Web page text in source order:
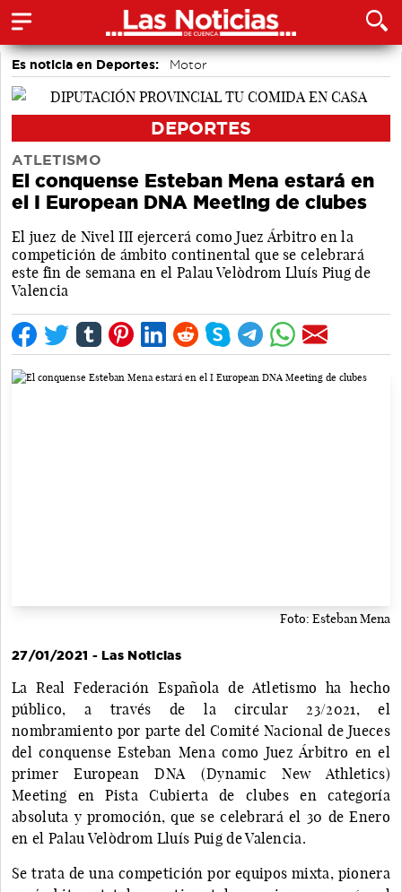
Es noticia en Deportes: Motor
DEPORTES
ATLETISMO
El conquense Esteban Mena estará en
el I European DNA Meeting de clubes
El juez de Nivel III ejercerá como Juez Árbitro en la
competición de ámbito continental que se celebrará
este fin de semana en el Palau Velòdrom Lluís Piug de
Valencia
Foto: Esteban Mena
27/01/2021 - Las Noticias
La Real Federación Española de Atletismo ha hecho
público, a través de la circular 23/2021, el
nombramiento por parte del Comité Nacional de Jueces
del conquense Esteban Mena como Juez Árbitro en el
primer European DNA (Dynamic New Athletics)
Meeting en Pista Cubierta de clubes en categoría
absoluta y promoción, que se celebrará el 30 de Enero
en el Palau Velòdrom Lluís Puig de Valencia.
Se trata de una competición por equipos mixta, pionera